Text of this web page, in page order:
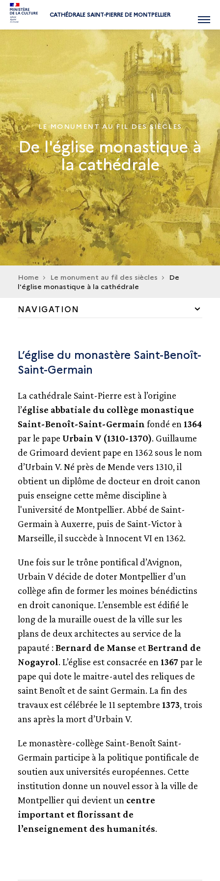
CATHÉDRALE SAINT-PIERRE DE MONTPELLIER Menu
LE MONUMENT AU FIL DES SIÈCLES
De l'église monastique à
la cathédrale
Home Le monument au fil des siècles
De
l'église monastique à la cathédrale
NAVIGATION
LE "FORT SAINT-PIERRE" ET LES GUERRES DE
RELIGION
LA RÉVOLUTION ET SES CONSÉQUENCES À L'AUBE
DU XIXE SIÈCLE
LA CATHÉDRALE, MONUMENT HISTORIQUE
LA CATHÉDRALE AUJOURD'HUI
L’église du monastère Saint-Benoît-
Saint-Germain
La cathédrale Saint-Pierre est à l’origine
l’église abbatiale du collège monastique
Saint-Benoît-Saint-Germain fondé en 1364
par le pape Urbain V (1310-1370). Guillaume
de Grimoard devient pape en 1362 sous le nom
d’Urbain V. Né près de Mende vers 1310, il
obtient un diplôme de docteur en droit canon
puis enseigne cette même discipline à
l'université de Montpellier. Abbé de Saint-
Germain à Auxerre, puis de Saint-Victor à
Marseille, il succède à Innocent VI en 1362.
Une fois sur le trône pontifical d’Avignon,
Urbain V décide de doter Montpellier d’un
collège afin de former les moines bénédictins
en droit canonique. L’ensemble est édifié le
long de la muraille ouest de la ville sur les
plans de deux architectes au service de la
papauté : Bernard de Manse etBertrand de
Nogayrol. L’église est consacrée en 1367par le
pape qui dote le maitre-autel des reliques de
saint Benoît et de saint Germain. La fin des
travaux est célébrée le 11 septembre 1373, trois
ans après la mort d’Urbain V.
Le monastère-collège Saint-Benoît Saint-
Germain participe à la politique pontificale de
soutien aux universités européennes. Cette
institution donne un nouvel essor à la ville de
Montpellier qui devient un centre
important et florissant de
l’enseignement des humanités.